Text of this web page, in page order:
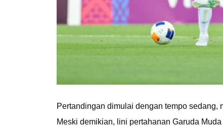
Pertandingan dimulai dengan tempo
Meski demikian, lini pertahanan Garuda